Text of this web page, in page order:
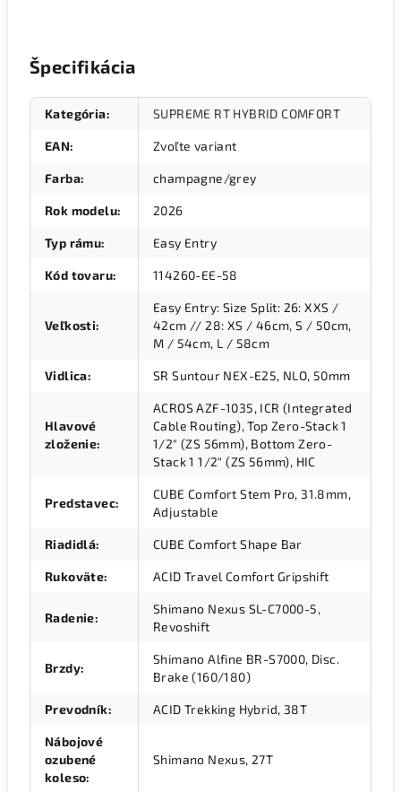
Špecifikácia
Kategória: SUPREME RT HYBRID COMFORT
EAN: Zvoľte variant
Farba: champagne/grey
Rok modelu: 2026
Typ rámu: Easy Entry
Kód tovaru: 114260-EE-58
Veľkosti:
Easy Entry: Size Split: 26: XXS /
42cm // 28: XS / 46cm, S / 50cm,
M / 54cm, L / 58cm
Vidlica: SR Suntour NEX-E25, NLO, 50mm
Hlavové
zloženie:
ACROS AZF-1035, ICR (Integrated
Cable Routing), Top Zero-Stack 1
1/2" (ZS 56mm), Bottom Zero-
Stack 1 1/2" (ZS 56mm), HIC
Predstavec:
CUBE Comfort Stem Pro, 31.8mm,
Adjustable
Riadidlá: CUBE Comfort Shape Bar
Rukoväte: ACID Travel Comfort Gripshift
Radenie:
Shimano Nexus SL-C7000-5,
Revoshift
Brzdy:
Shimano Alfine BR-S7000, Disc.
Brake (160/180)
Prevodník: ACID Trekking Hybrid, 38T
Nábojové
ozubené
koleso:
Shimano Nexus, 27T